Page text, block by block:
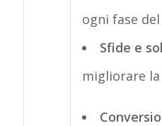
ogni fase
Sfide e
migliorare